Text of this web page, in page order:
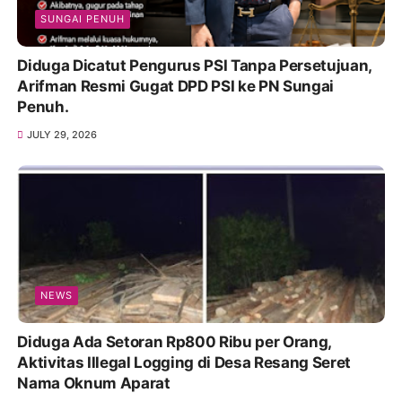
SUNGAI PENUH
Diduga Dicatut Pengurus PSI Tanpa Persetujuan,
Arifman Resmi Gugat DPD PSI ke PN Sungai
Penuh.
JULY 29, 2026
NEWS
Diduga Ada Setoran Rp800 Ribu per Orang,
Aktivitas Illegal Logging di Desa Resang Seret
Nama Oknum Aparat